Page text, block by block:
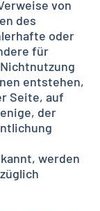
von
des
oder
für
entstehen,
Seite, auf
der
werden